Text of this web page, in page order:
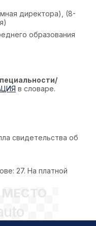
директора), (8-
образования
в словаре.
свидетельства об
27. На платной